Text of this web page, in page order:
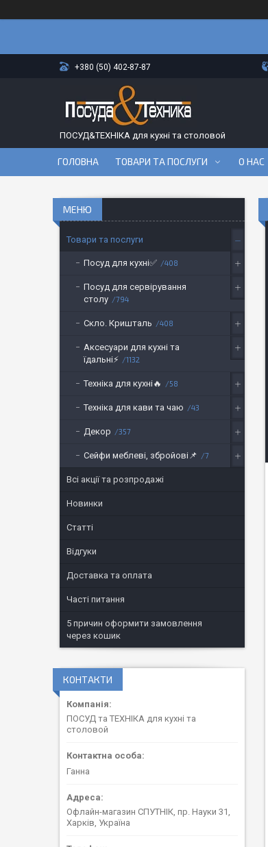
+380 (50) 402-87-87
ПОСУД&ТЕХНІКА для кухні та столовой
ГОЛОВНА ТОВАРИ ТА ПОСЛУГИ О НАС
Товари та послуги
Посуд для кухні✅ 408
Посуд для сервірування
столу
794
Скло. Кришталь 408
Аксесуари для кухні та
їдальні⚡
1132
Техніка для кухні🔥 58
Техніка для кави та чаю 43
Декор 357
Сейфи меблеві, збройові📌 7
Всі акції та розпродажі
Новинки
Статті
Відгуки
Доставка та оплата
Часті питання
5 причин оформити замовлення
через кошик
КОНТАКТИ
ПОСУД та ТЕХНІКА для кухні та
столовой
Ганна
Офлайн-магазин СПУТНІК, пр. Науки 31,
Харків, Україна